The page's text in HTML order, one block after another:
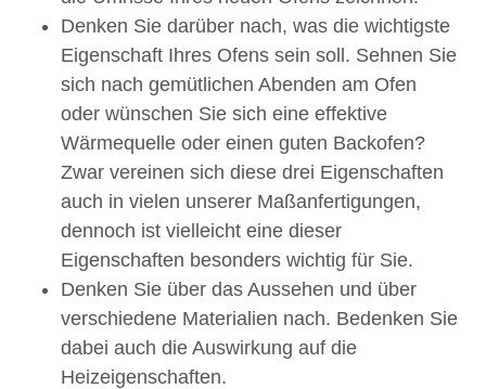
Denken Sie darüber nach, was die wichtigste
Eigenschaft Ihres Ofens sein soll. Sehnen Sie
sich nach gemütlichen Abenden am Ofen
oder wünschen Sie sich eine effektive
Wärmequelle oder einen guten Backofen?
Zwar vereinen sich diese drei Eigenschaften
auch in vielen unserer Maßanfertigungen,
dennoch ist vielleicht eine dieser
Eigenschaften besonders wichtig für Sie.
Denken Sie über das Aussehen und über
verschiedene Materialien nach. Bedenken Sie
dabei auch die Auswirkung auf die
Heizeigenschaften.